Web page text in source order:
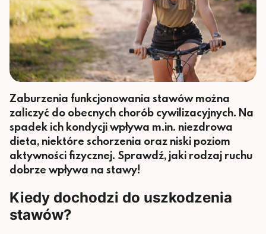
Zaburzenia funkcjonowania stawów można
zaliczyć do obecnych chorób cywilizacyjnych. Na
spadek ich kondycji wpływa m.in. niezdrowa
dieta, niektóre schorzenia oraz niski poziom
aktywności fizycznej. Sprawdź, jaki rodzaj ruchu
dobrze wpływa na stawy!
Kiedy dochodzi do uszkodzenia
stawów?